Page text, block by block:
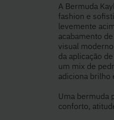
A Bermuda
fashion e
levemente
acabamento
visual
da aplicação
um mix de
adiciona brilho
Uma bermuda
conforto,